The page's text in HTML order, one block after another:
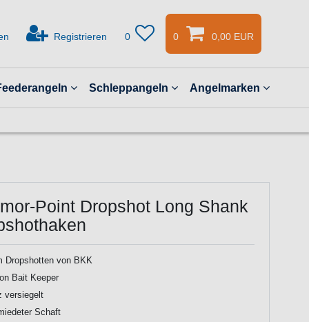
Registrieren 0 0 0,00 EUR
Schleppangeln Angelmarken
Point Dropshot Long Shank
Dropshotten von BKK
Bait Keeper
versiegelt
Schaft